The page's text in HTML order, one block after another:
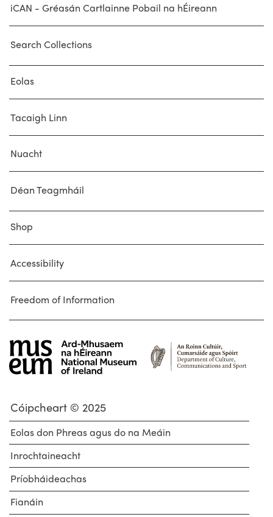
iCAN - Gréasán Cartlainne Pobail na hÉireann
Search Collections
Eolas
Tacaigh Linn
Nuacht
Déan Teagmháil
Shop
Accessibility
Freedom of Information
Cóipcheart © 2025
Eolas don Phreas agus do na Meáin
Inrochtaineacht
Príobháideachas
Fianáin